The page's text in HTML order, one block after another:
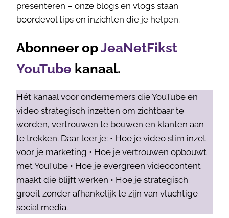
presenteren – onze blogs en vlogs staan
boordevol tips en inzichten die je helpen.
Abonneer opJeaNetFikst
YouTube kanaal.
Hét kanaal voor ondernemers die YouTube en
video strategisch inzetten om zichtbaar te
worden, vertrouwen te bouwen en klanten aan
te trekken. Daar leer je: • Hoe je video slim inzet
voor je marketing • Hoe je vertrouwen opbouwt
met YouTube • Hoe je evergreen videocontent
maakt die blijft werken • Hoe je strategisch
groeit zonder afhankelijk te zijn van vluchtige
social media.